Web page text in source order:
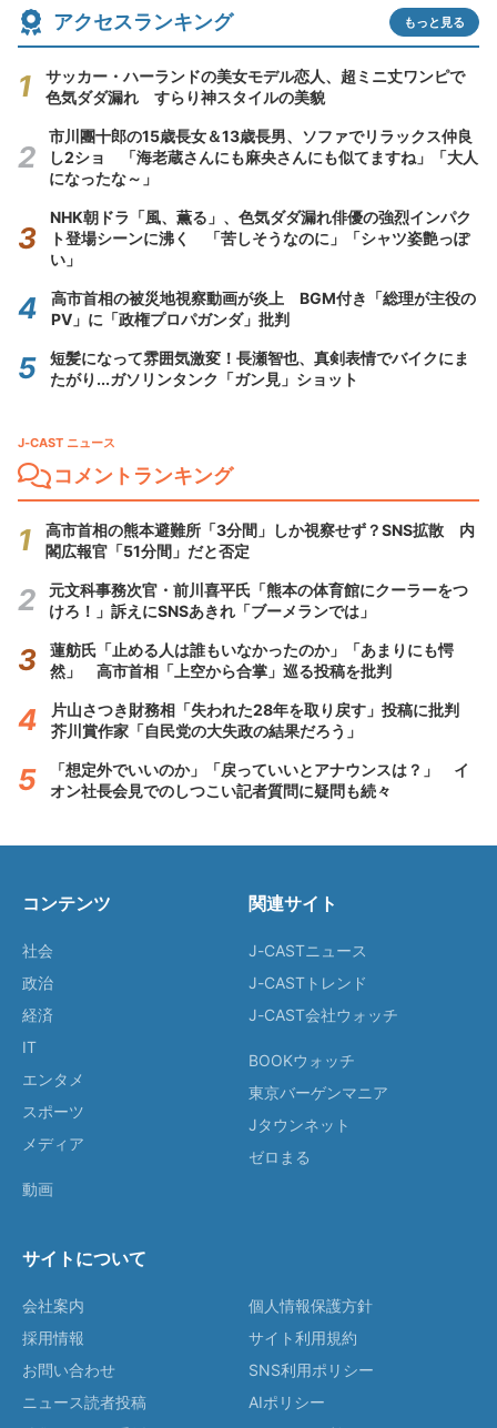
アクセスランキング もっと見る
サッカー・ハーランドの美女モデル恋人、超ミニ丈ワンピで
色気ダダ漏れ すらり神スタイルの美貌
市川團十郎の15歳長女＆13歳長男、ソファでリラックス仲良
し2ショ 「海老蔵さんにも麻央さんにも似てますね」「大人
になったな～」
NHK朝ドラ「風、薫る」、色気ダダ漏れ俳優の強烈インパク
ト登場シーンに沸く 「苦しそうなのに」「シャツ姿艶っぽ
い」
高市首相の被災地視察動画が炎上 BGM付き「総理が主役の
PV」に「政権プロパガンダ」批判
短髪になって雰囲気激変！長瀬智也、真剣表情でバイクにま
たがり...ガソリンタンク「ガン見」ショット
J-CAST ニュース
コメントランキング
高市首相の熊本避難所「3分間」しか視察せず？SNS拡散 内
閣広報官「51分間」だと否定
元文科事務次官・前川喜平氏「熊本の体育館にクーラーをつ
けろ！」訴えにSNSあきれ「ブーメランでは」
蓮舫氏「止める人は誰もいなかったのか」「あまりにも愕
然」 高市首相「上空から合掌」巡る投稿を批判
片山さつき財務相「失われた28年を取り戻す」投稿に批判
芥川賞作家「自民党の大失政の結果だろう」
「想定外でいいのか」「戻っていいとアナウンスは？」 イ
オン社長会見でのしつこい記者質問に疑問も続々
コンテンツ
社会
政治
経済
IT
エンタメ
スポーツ
メディア
動画
関連サイト
J-CASTニュース
J-CASTトレンド
J-CAST会社ウォッチ
BOOKウォッチ
東京バーゲンマニア
Jタウンネット
ゼロまる
サイトについて
会社案内
採用情報
お問い合わせ
ニュース読者投稿
個人情報保護方針
サイト利用規約
SNS利用ポリシー
AIポリシー